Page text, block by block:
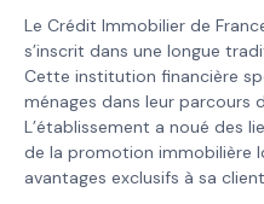
Le Crédit Immobilier de
s’inscrit dans une longue
Cette institution financière
ménages dans leur parcours
L’établissement a noué des
de la promotion immobilière
avantages exclusifs à sa